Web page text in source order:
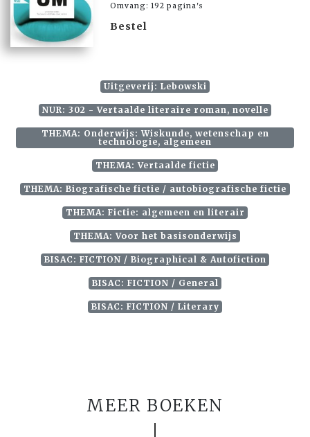
Omvang: 192 pagina's
Bestel
Uitgeverij: Lebowski
NUR: 302 - Vertaalde literaire roman, novelle
THEMA: Onderwijs: Wiskunde, wetenschap en
technologie, algemeen
THEMA: Vertaalde fictie
THEMA: Biografische fictie / autobiografische fictie
THEMA: Fictie: algemeen en literair
THEMA: Voor het basisonderwijs
BISAC: FICTION / Biographical & Autofiction
BISAC: FICTION / General
BISAC: FICTION / Literary
MEER BOEKEN